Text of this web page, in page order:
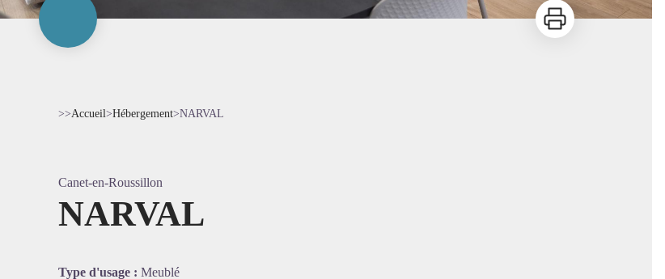
Imprimer
>>Accueil>Hébergement>NARVAL
Canet-en-Roussillon
NARVAL
Type d'usage : Meublé